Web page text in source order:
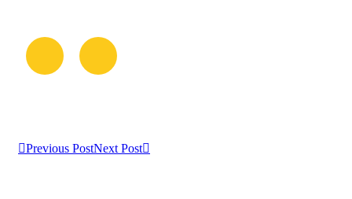
Previous PostNext Post